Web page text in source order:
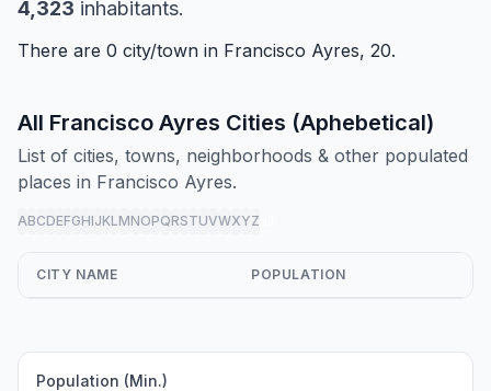
4,323 inhabitants.
There are 0 city/town in Francisco Ayres, 20.
All Francisco Ayres Cities (Aphebetical)
List of cities, towns, neighborhoods & other populated
places in Francisco Ayres.
ABCDEFGHIJKLMNOPQRSTUVWXYZ
CITY NAME POPULATION
Population (Min.)